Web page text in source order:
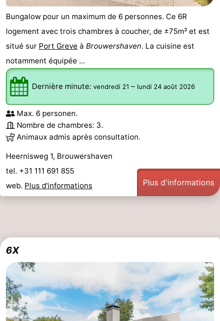
Bungalow pour un maximum de 6 personnes. Ce 6R
logement avec trois chambres à coucher, de ±75m² et est
situé sur Port Greve à Brouwershaven. La cuisine est
notamment équipée ...
Dernière minute: vendredi 21 – lundi 24 août 2026
Max. 6 personen.
Nombre de chambres: 3.
Animaux admis après consultation.
Heernisweg 1, Brouwershaven
tel. +31 111 691 855
web. Plus d'informations Plus d'informations
6X